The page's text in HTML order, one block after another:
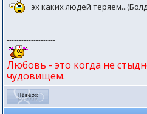
эх каких людей
--------------------
Любовь - это когда не
чудовищем.